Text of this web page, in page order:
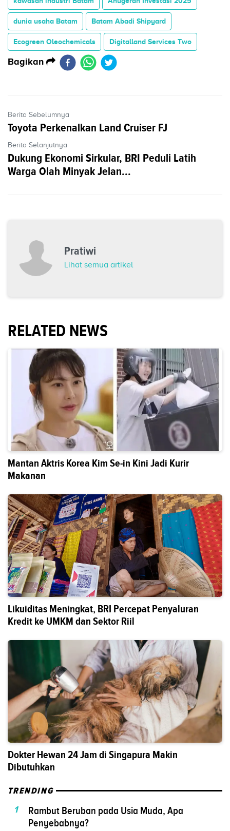
dunia usaha Batam Batam Abadi Shipyard
Ecogreen Oleochemicals Digitalland Services Two
Bagikan
Berita Sebelumnya
Toyota Perkenalkan Land Cruiser FJ
Berita Selanjutnya
Dukung Ekonomi Sirkular, BRI Peduli Latih
Warga Olah Minyak Jelan...
Pratiwi
Lihat semua artikel
RELATED NEWS
Mantan Aktris Korea Kim Se-in Kini Jadi Kurir
Makanan
Likuiditas Meningkat, BRI Percepat Penyaluran
Kredit ke UMKM dan Sektor Riil
Dokter Hewan 24 Jam di Singapura Makin
Dibutuhkan
TRENDING
1
Rambut Beruban pada Usia Muda, Apa
Penyebabnya?